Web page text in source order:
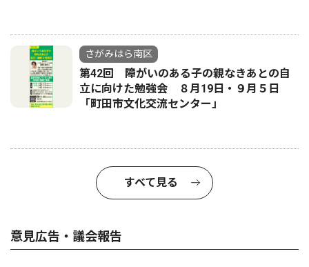
さがみはら南区
第42回 障がいのある子の親なきあとの自
立に向けた勉強会 ８月19日・９月５日
「町田市文化交流センター」
すべて見る
意見広告・議会報告